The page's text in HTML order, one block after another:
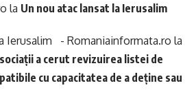
la Un nou atac lansat la Ierusalim
Ierusalim - Romaniainformata.ro la
a cerut revizuirea listei de
cu capacitatea de a deține sau